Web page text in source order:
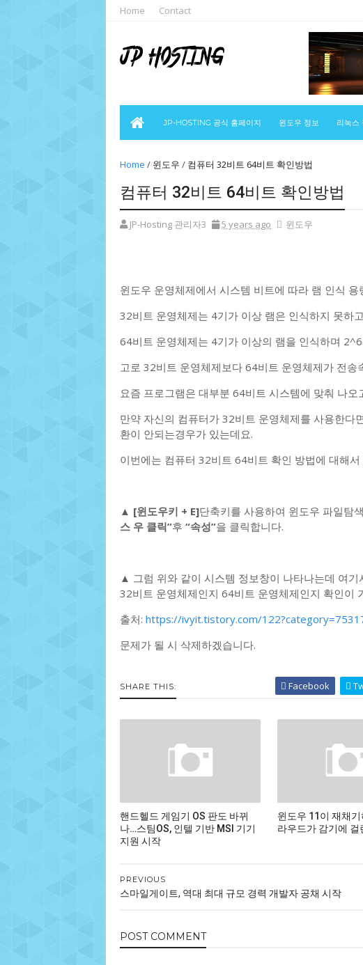
Home Contact
JP-HOSTING 공식 홈페이지 윈도우 정보 리눅스
Home / 윈도우 / 컴퓨터 32비트 64비트 확인방법
컴퓨터 32비트 64비트 확인방법
JP-Hosting 관리자3 5 years ago 윈도우
윈도우 운영체제에서 시스템 비트에 따라 램 인식 용
32비트 운영체제는 4기가 이상 램은 인식하지 못하
64비트 운영체제는 4기가 이상의 램을 인식하며
고로 32비트 운영체제보다 64비트 운영체제가 전송
요즘 프로그램은 대부분 64비트 시스템에 맞춰 나오
만약 자신의 컴퓨터가 32비트 운영체제를 사용한다
환이 안되는경우가 있는데요.
이번에는 컴퓨터 32비트 64비트 확인 방법에 대해
▲ [윈도우키 + E]단축키를 사용하여 윈도우 파일탐
스 우 클릭”후 “속성”을 클릭합니다.
▲ 그럼 위와 같이 시스템 정보창이 나타나는데 여기
32비트 운영체제인지 64비트 운영체제인지 확인이
출처: https://ivyit.tistory.com/
문제가 될 시 삭제하겠습니다.
SHARE THIS: Facebook
핸드헬드 게임기 OS 판도 바뀌
나…스팀OS, 인텔 기반 MSI 기기
지원 시작
윈도우 11이 재채
라우드가 감기에 걸
PREVIOUS
스마일게이트, 역대 최대 규모 경력 개발자 공채 시작
POST COMMENT